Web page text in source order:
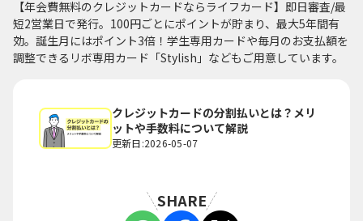
【年会費無料のクレジットカードならライフカード】即日審査/最
短2営業日で発行。100円ごとにポイントが貯まり、最大5年間有
効。誕生月にはポイント3倍！学生専用カードや毎月のお支払額を
調整できるリボ専用カード「Stylish」などもご用意しています。
クレジットカードの分割払いとは？メリ
ットや手数料について解説
更新日:2026-05-07
SHARE